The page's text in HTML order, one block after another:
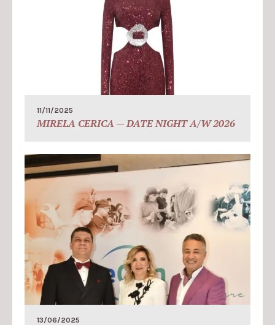
11/11/2025
MIRELA CERICA — DATE NIGHT A/W 2026
13/06/2025